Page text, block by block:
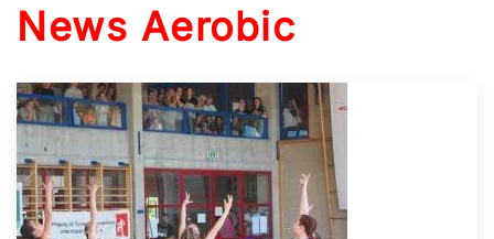
News Aerobic